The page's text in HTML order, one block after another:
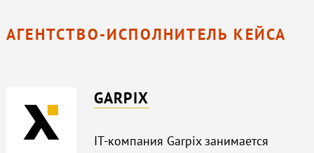
АГЕНТСТВО-ИСПОЛНИТЕЛЬ КЕЙСА
GARPIX
IT-компания Garpix занимается